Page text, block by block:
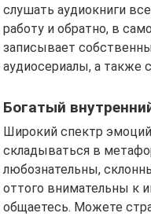
слушать аудиокниги
работу и обратно, в
записывает
аудиосериалы, а также
Богатый
Широкий спектр
складываться в
любознательны,
оттого внимательны к
общаетесь. Можете